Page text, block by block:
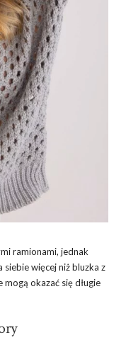
ramionami, jednak
siebie więcej niż bluzka z
okazać się długie